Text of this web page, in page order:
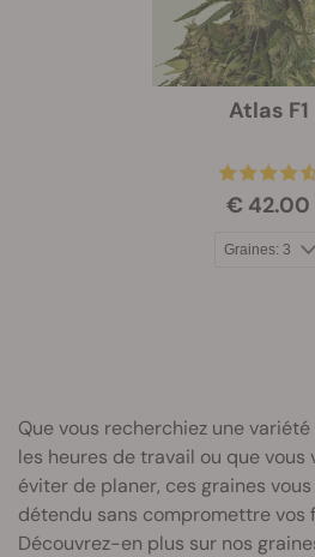
Atlas F1
€ 42.00
Que vous recherchiez une
les heures de travail ou que
éviter de planer, ces graines
détendu sans compromettre vos
Découvrez-en plus sur nos